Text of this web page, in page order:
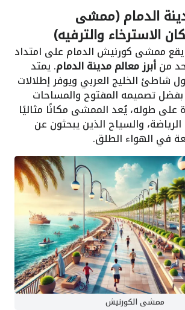
الدمام (ممشى
الاسترخاء والترفيه)
يقع ممشى كورنيش الدمام على امتداد
منأبرز معالم مدينة الدمام. يمتد
الخليج العربي ويوفر إطلالات
بفضل تصميمه المفتوح والمساحات
على طوله، يُعد الممشى مكانًا مثاليًا
والسياح الذين يبحثون عن
في الهواء الطلق.
ممشى الكورنيش